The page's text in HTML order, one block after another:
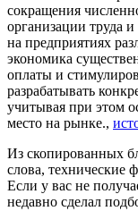
сокращения
организации труда
на предприятиях
экономика
оплаты и
разрабатывать
учитывая при этом
место на рынке.,
Из скопированных
слова, технические
Если у вас не
недавно сделал